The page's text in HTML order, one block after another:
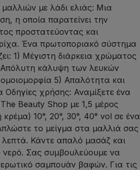
με λάδι ελιάς: Μια
η οποία παρατείνει την
προστατεύοντας και
Ένα πρωτοποριακό σύστημα
1) Μέγιστη διάρκεια χρώματος
κάλυψη των λευκών
5) Απαλότητα και
Οδηγίες χρήσης: Αναμίξετε ένα
Beauty Shop με 1,5 μέρος
10°, 20°, 30°, 40° vol σε ένα
το μείγμα στα μαλλιά σας
λεπτά. Κάντε απαλό μασάζ και
νερό. Σας συμβουλεύουμε να
σαμπουάν βαφών. Για τις